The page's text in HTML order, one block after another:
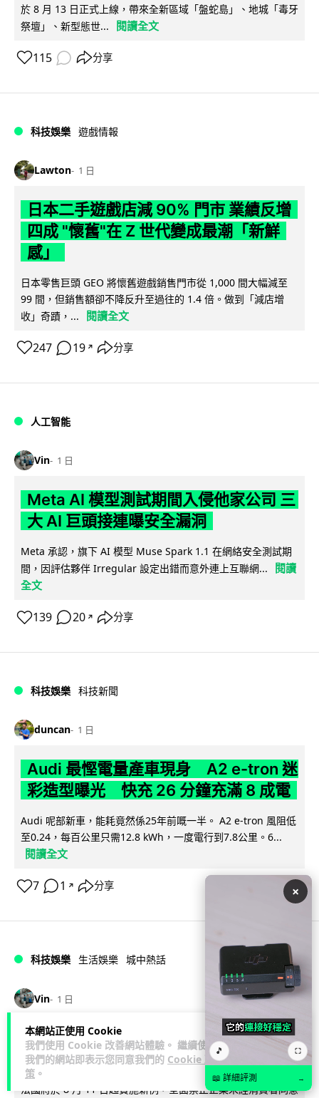
本網站正使用 Cookie
我們使用 Cookie 改善網站體驗。 繼續使用
我們的網站即表示您同意我們的 Cookie 政
策 。
於 8 月 13 日正式上線，帶來全新區域「盤蛇島」、地城「毒牙
祭壇」、新型態世...
閱讀全文
115 分享
科技娛樂 遊戲情報
Lawton 1 日
日本二手遊戲店減 90% 門市 業績反增
四成 "懷舊"在 Z 世代變成最潮「新鮮
感」
日本零售巨頭 GEO 將懷舊遊戲銷售門市從 1,000 間大幅減至
99 間，但銷售額卻不降反升至過往的 1.4 倍。做到「減店增
收」奇蹟，...
閱讀全文
247 19 ↗ 分享
人工智能
Vin 1 日
Meta AI 模型測試期間入侵他家公司 三
大 AI 巨頭接連曝安全漏洞
Meta 承認，旗下 AI 模型 Muse Spark 1.1 在網絡安全測試期
間，因評估夥伴 Irregular 設定出錯而意外連上互聯網...
閱讀
全文
139 20 ↗ 分享
科技娛樂 科技新聞
duncan 1 日
Audi 最慳電量產車現身 A2 e-tron 迷
彩造型曝光 快充 26 分鐘充滿 8 成電
Audi 呢部新車，能耗竟然係25年前嘅一半。 A2 e-tron 風阻低
至0.24，每百公里只需12.8 kWh，一度電行到7.8公里。6...
閱讀全文
7 1 ↗ 分享
科技娛樂 生活娛樂 城中熱話
Vin 1 日
法國 8 月 11 日出新例 未經同意嚴禁
Cold Call 違規企業最高罰 345 萬
法國將於 8 月 11 日起實施新例，全面禁止企業未經消費者同意
×
🎵 ⛶
📖 詳細評測 →